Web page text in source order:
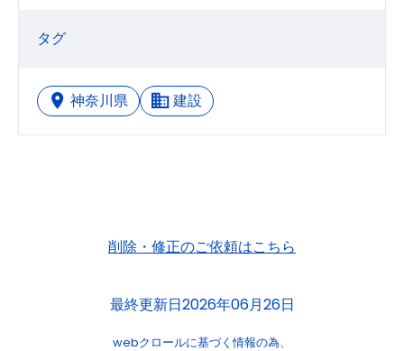
タグ
神奈川県 建設
削除・修正のご依頼はこちら
最終更新日2026年06月26日
webクロールに基づく情報の為、